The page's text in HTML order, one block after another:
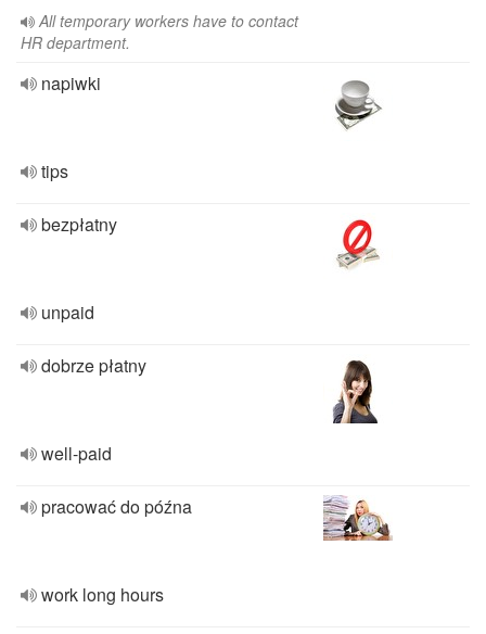
All temporary workers have to contact
HR department.
napiwki
tips
bezpłatny
unpaid
dobrze płatny
well-paid
pracować do późna
work long hours